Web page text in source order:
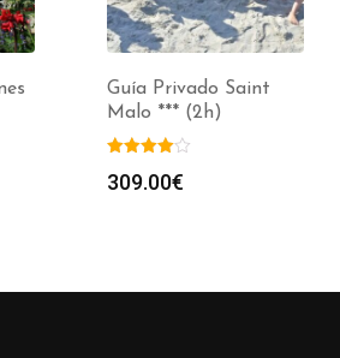
Guía Privado Saint
Malo *** (2h)
309.00€